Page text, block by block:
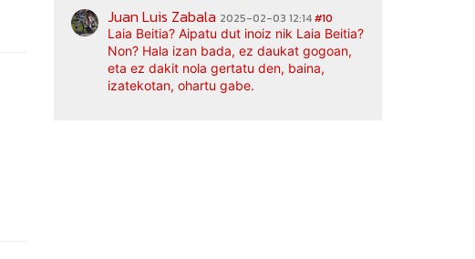
Juan Luis Zabala 2025-02-03 12:14#10
Laia Beitia? Aipatu dut inoiz nik Laia Beitia?
Non? Hala izan bada, ez daukat gogoan,
eta ez dakit nola gertatu den, baina,
izatekotan, ohartu gabe.